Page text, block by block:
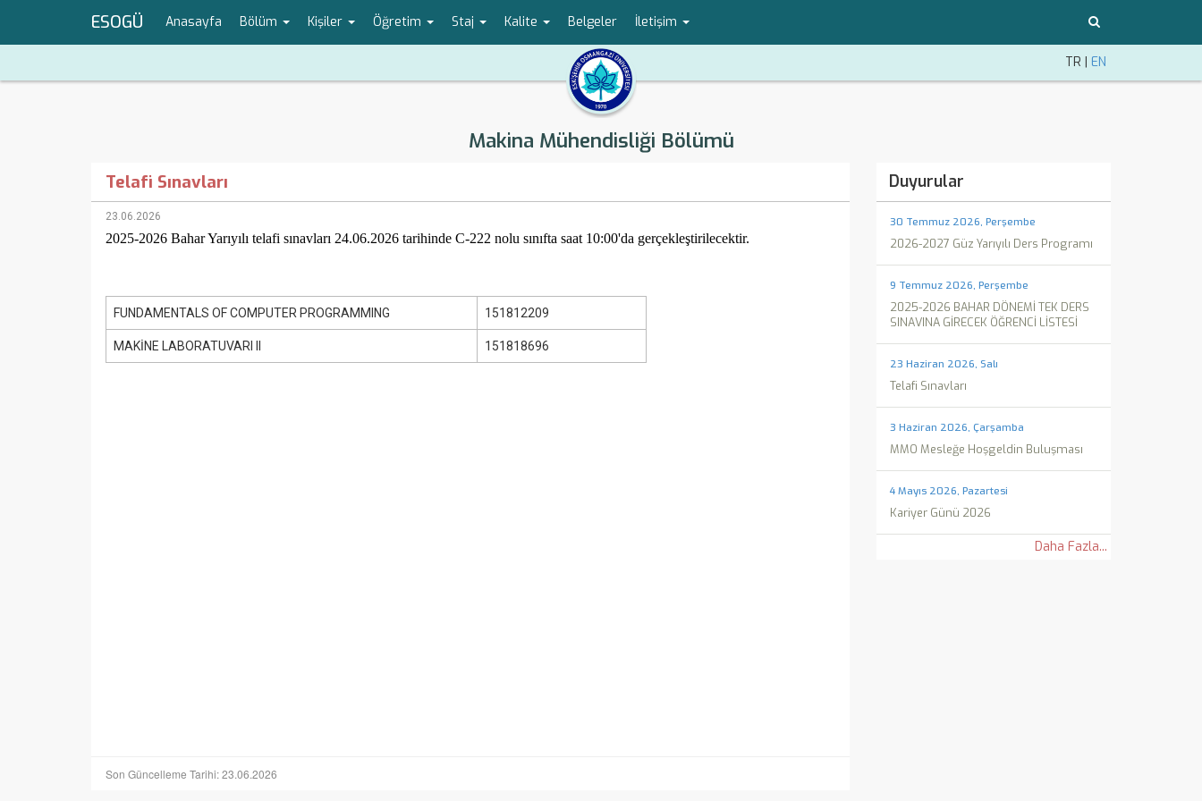
ESOGÜ Anasayfa Bölüm Kişiler Öğretim Staj Kalite Belgeler İletişim
TR | EN
Makina Mühendisliği Bölümü
Telafi Sınavları
23.06.2026
2025-2026 Bahar Yarıyılı telafi sınavları 24.06.2026 tarihinde C-222 nolu sınıfta saat 10:00'da gerçekleştirilecektir.
FUNDAMENTALS OF COMPUTER PROGRAMMING 151812209
MAKİNE LABORATUVARI II 151818696
Son Güncelleme Tarihi: 23.06.2026
Duyurular
30 Temmuz 2026, Perşembe
2026-2027 Güz Yarıyılı Ders Programı
9 Temmuz 2026, Perşembe
2025-2026 BAHAR DÖNEMİ TEK DERS
SINAVINA GİRECEK ÖĞRENCİ LİSTESİ
23 Haziran 2026, Salı
Telafi Sınavları
3 Haziran 2026, Çarşamba
MMO Mesleğe Hoşgeldin Buluşması
4 Mayıs 2026, Pazartesi
Kariyer Günü 2026
Daha Fazla...